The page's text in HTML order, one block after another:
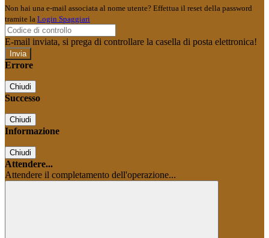
Non hai una e-mail associata al nome utente? Effettua il reset della password
tramite la Login Spaggiari
E-mail inviata, si prega di controllare la casella di posta elettronica!
Errore
Chiudi
Successo
Chiudi
Informazione
Chiudi
Attendere...
Attendere il completamento dell'operazione...